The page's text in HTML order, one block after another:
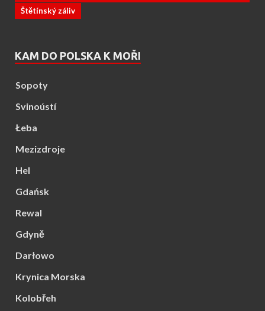
Štětínský záliv
KAM DO POLSKA K MOŘI
Sopoty
Svinoústí
Łeba
Mezizdroje
Hel
Gdańsk
Rewal
Gdyně
Darłowo
Krynica Morska
Kolobřeh